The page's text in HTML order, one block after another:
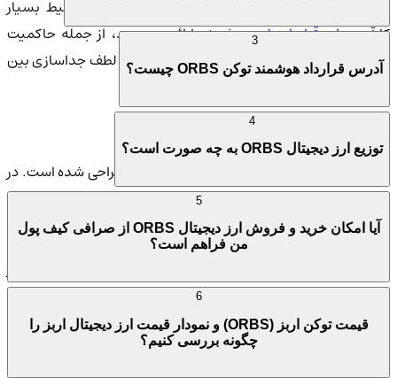
Orbs چندین راه حل و نوآوری کلیدی برای ارائه یک محیط بسیار
کارآمد برایقراردادهای هوشمندارائه می دهد، از جمله حاکمیت
مستقل برنامه، که به هر برنامه اجازه می دهد به لطف جداسازی بین
ارز رمزنگاری Orbs برای ایمنی و قابلیت اعتماد طراحی شده است. در
اینجا چند نکته کلیدی در مورد امنیت ارز دیجیتال Orbs آورده شده
است:
تایید کننده های غیرمتمرکز با استفاده از اجماع اثبات سهام (PoS)
اجرا می شود.
آدرس قرارداد هوشمند توکن ORBS چیست؟
توزیع ارز دیجیتال ORBS به چه صورت است؟
آیا امکان خرید و فروش ارز دیجیتال ORBS از صرافی کیف پول
من فراهم است؟
قیمت توکن اربز (ORBS) و نمودار قیمت ارز دیجیتال اربز را
چگونه بررسی کنیم؟